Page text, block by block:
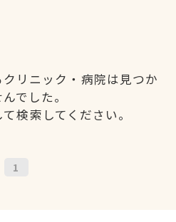
リニック・病院は見つか
でした。
検索してください。
1